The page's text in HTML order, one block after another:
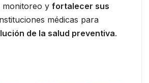
monitoreo y fortalecer sus
médicas para
de la salud preventiva.